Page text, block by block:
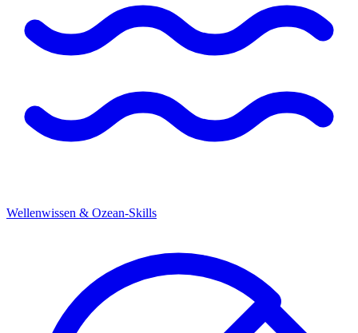
Wellenwissen & Ozean-Skills